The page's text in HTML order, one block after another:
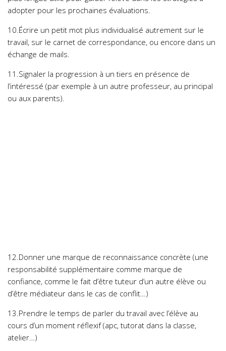
adopter pour les prochaines évaluations.
10.Écrire un petit mot plus individualisé autrement sur le
travail, sur le carnet de correspondance, ou encore dans un
échange de mails.
11.Signaler la progression à un tiers en présence de
l’intéressé (par exemple à un autre professeur, au principal
ou aux parents).
12.Donner une marque de reconnaissance concrète (une
responsabilité supplémentaire comme marque de
confiance, comme le fait d’être tuteur d’un autre élève ou
d’être médiateur dans le cas de conflit…)
13.Prendre le temps de parler du travail avec l’élève au
cours d’un moment réflexif (apc, tutorat dans la classe,
atelier…)